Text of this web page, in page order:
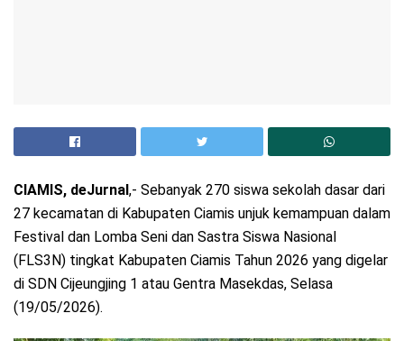
CIAMIS, deJurnal,- Sebanyak 270 siswa sekolah dasar dari
27 kecamatan di Kabupaten Ciamis unjuk kemampuan dalam
Festival dan Lomba Seni dan Sastra Siswa Nasional
(FLS3N) tingkat Kabupaten Ciamis Tahun 2026 yang digelar
di SDN Cijeungjing 1 atau Gentra Masekdas, Selasa
(19/05/2026).